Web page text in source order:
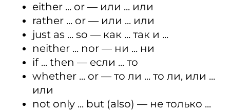
either ... or — или ... или
rather ... or — или ... или
just as ... so — как ... так и ...
neither ... nor — ни ... ни
if ... then — если ... то
whether ... or — то ли ... то ли, или ...
или
not only ... but (also) — не только ...